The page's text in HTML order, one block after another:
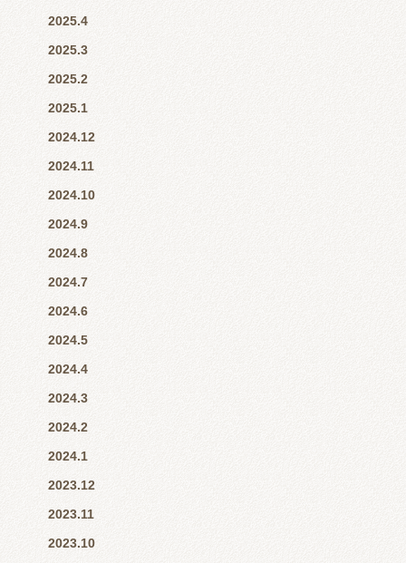
2025.4
2025.3
2025.2
2025.1
2024.12
2024.11
2024.10
2024.9
2024.8
2024.7
2024.6
2024.5
2024.4
2024.3
2024.2
2024.1
2023.12
2023.11
2023.10